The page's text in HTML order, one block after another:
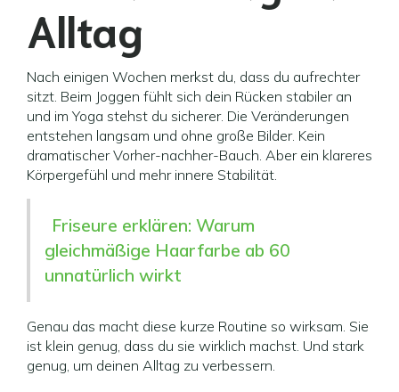
Alltag
Nach einigen Wochen merkst du, dass du aufrechter
sitzt. Beim Joggen fühlt sich dein Rücken stabiler an
und im Yoga stehst du sicherer. Die Veränderungen
entstehen langsam und ohne große Bilder. Kein
dramatischer Vorher-nachher-Bauch. Aber ein klareres
Körpergefühl und mehr innere Stabilität.
Friseure erklären: Warum
gleichmäßige Haarfarbe ab 60
unnatürlich wirkt
Genau das macht diese kurze Routine so wirksam. Sie
ist klein genug, dass du sie wirklich machst. Und stark
genug, um deinen Alltag zu verbessern.